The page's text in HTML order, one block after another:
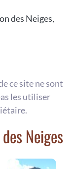
des Neiges,
ce site ne sont
les utiliser
Neiges